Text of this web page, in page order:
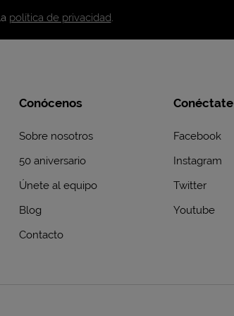
política de privacidad.
Conócenos
Sobre nosotros
50 aniversario
Únete al equipo
Blog
Contacto
Conéctate
Facebook
Instagram
Twitter
Youtube